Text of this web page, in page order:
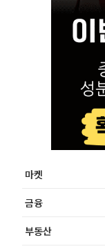
마켓
금융
부동산